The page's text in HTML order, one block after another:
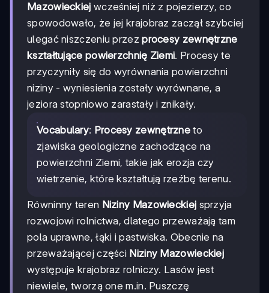
Mazowieckiej wcześniej niż z pojezierzy, co
spowodowało, że jej krajobraz zaczął szybciej
ulegać niszczeniu przezprocesy zewnętrzne
kształtujące powierzchnię Ziemi. Procesy te
przyczyniły się do wyrównania powierzchni
niziny - wyniesienia zostały wyrównane, a
jeziora stopniowo zarastały i znikały.
Vocabulary: Procesy zewnętrzne to
zjawiska geologiczne zachodzące na
powierzchni Ziemi, takie jak erozja czy
wietrzenie, które kształtują rzeźbę terenu.
Równinny teren Niziny Mazowieckiej sprzyja
rozwojowi rolnictwa, dlatego przeważają tam
pola uprawne, łąki i pastwiska. Obecnie na
przeważającej części Niziny Mazowieckiej
występuje krajobraz rolniczy. Lasów jest
niewiele, tworzą one m.in. Puszczę